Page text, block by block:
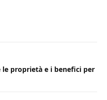
proprietà e i benefici per